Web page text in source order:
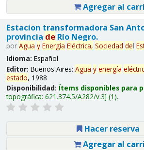
Agregar al
Estacion transformadora San
provincia deRío Negro.
por Agua y Energía Eléctrica, Sociedad del
Idioma: Español
Editor: Buenos Aires: Agua y energía
estado, 1988
Disponibilidad: Ítems disponibles para
topográfica: 621.374.5/A282/v.3 (1).
Hacer reserva
Agregar al